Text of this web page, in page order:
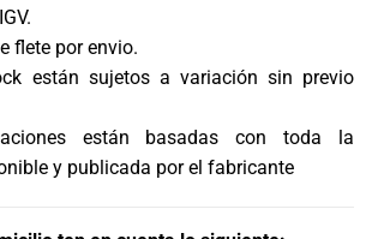
flete por envio.
están sujetos a variación sin previo
están basadas con toda la
y publicada por el fabricante